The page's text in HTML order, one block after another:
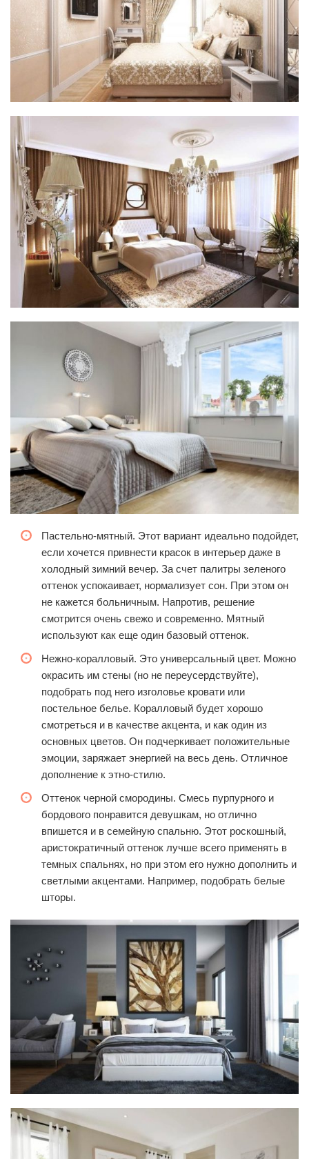
Пастельно-мятный. Этот вариант идеально подойдет,
если хочется привнести красок в интерьер даже в
холодный зимний вечер. За счет палитры зеленого
оттенок успокаивает, нормализует сон. При этом он
не кажется больничным. Напротив, решение
смотрится очень свежо и современно. Мятный
используют как еще один базовый оттенок.
Нежно-коралловый. Это универсальный цвет. Можно
окрасить им стены (но не переусердствуйте),
подобрать под него изголовье кровати или
постельное белье. Коралловый будет хорошо
смотреться и в качестве акцента, и как один из
основных цветов. Он подчеркивает положительные
эмоции, заряжает энергией на весь день. Отличное
дополнение к этно-стилю.
Оттенок черной смородины. Смесь пурпурного и
бордового понравится девушкам, но отлично
впишется и в семейную спальню. Этот роскошный,
аристократичный оттенок лучше всего применять в
темных спальнях, но при этом его нужно дополнить и
светлыми акцентами. Например, подобрать белые
шторы.